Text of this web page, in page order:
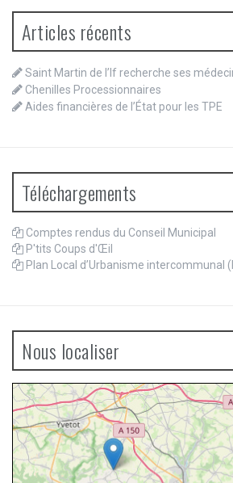
Articles récents
Saint Martin de l’If recherche ses
Chenilles Processionnaires
Aides financières de l’État pour les TPE
Téléchargements
Comptes rendus du Conseil Municipal
P'tits Coups d'Œil
Plan Local d’Urbanisme intercommunal
Nous localiser